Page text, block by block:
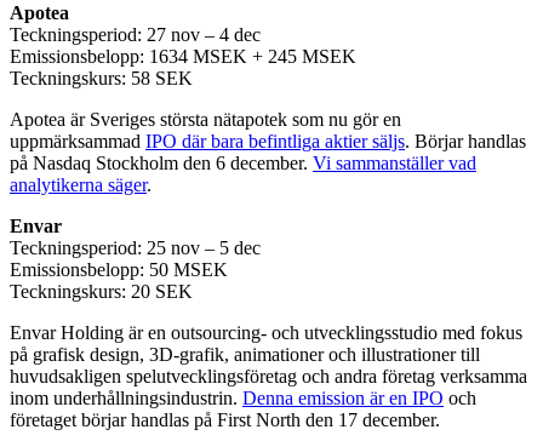
Apotea
Teckningsperiod: 27 nov – 4 dec
Emissionsbelopp: 1634 MSEK + 245 MSEK
Teckningskurs: 58 SEK
Apotea är Sveriges största nätapotek som nu gör en
uppmärksammad IPO där bara befintliga aktier säljs. Börjar handlas
på Nasdaq Stockholm den 6 december. Vi sammanställer vad
analytikerna säger.
Envar
Teckningsperiod: 25 nov – 5 dec
Emissionsbelopp: 50 MSEK
Teckningskurs: 20 SEK
Envar Holding är en outsourcing- och utvecklingsstudio med fokus
på grafisk design, 3D-grafik, animationer och illustrationer till
huvudsakligen spelutvecklingsföretag och andra företag verksamma
inom underhållningsindustrin. Denna emission är en IPO och
företaget börjar handlas på First North den 17 december.